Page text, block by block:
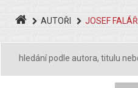
AUTOŘI JOSEF FALÁŘ